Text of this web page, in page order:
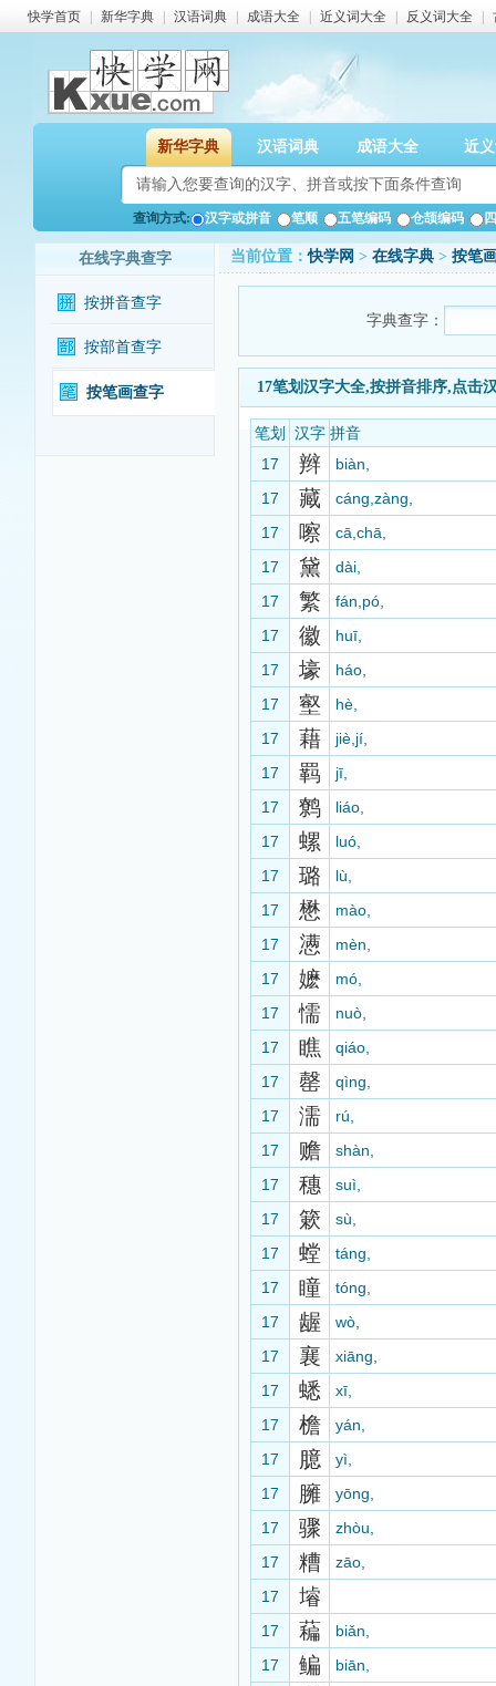
快学首页 新华字典 汉语词典 成语大全 近义词大全 反义词大全
新华字典 汉语词典 成语大全 近
查询方式: 汉字或拼音 笔顺 五笔编码 仓颉编码
在线字典查字
按拼音查字
按部首查字
按笔画查字
当前位置：快学网 > 在线字典 > 按笔
字典查字：
17笔划汉字大全,按拼音排序,点击
笔划 汉字 拼音
17
辫
biàn,
17
藏
cáng,zàng,
17
嚓
cā,chā,
17
黛
dài,
17
繁
fán,pó,
17
徽
huī,
17
壕
háo,
17
壑
hè,
17
藉
jiè,jí,
17
羁
jī,
17
鹩
liáo,
17
螺
luó,
17
璐
lù,
17
懋
mào,
17
懑
mèn,
17
嬷
mó,
17
懦
nuò,
17
瞧
qiáo,
17
罄
qìng,
17
濡
rú,
17
赡
shàn,
17
穗
suì,
17
簌
sù,
17
螳
táng,
17
瞳
tóng,
17
龌
wò,
17
襄
xiāng,
17
蟋
xī,
17
檐
yán,
17
臆
yì,
17
臃
yōng,
17
骤
zhòu,
17
糟
zāo,
17
龼
17 藊
biǎn,
17
鳊
biān,